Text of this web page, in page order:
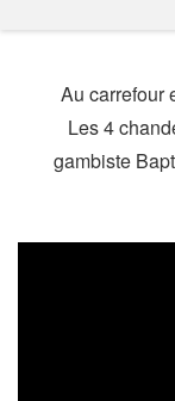
Au carrefour
Les 4
gambiste
Guezel et